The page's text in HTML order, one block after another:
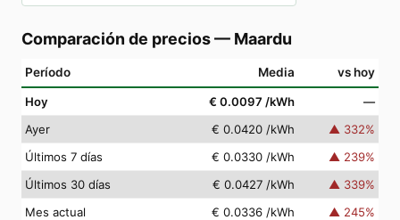
Comparación de precios— Maardu
Período Media vs hoy
Hoy € 0.0097 /kWh
—
Ayer
€ 0.0420 /kWh ▲ 332%
Últimos 7 días
€ 0.0330 /kWh ▲ 239%
Últimos 30 días
€ 0.0427 /kWh ▲ 339%
Mes actual
€ 0.0336 /kWh ▲ 245%